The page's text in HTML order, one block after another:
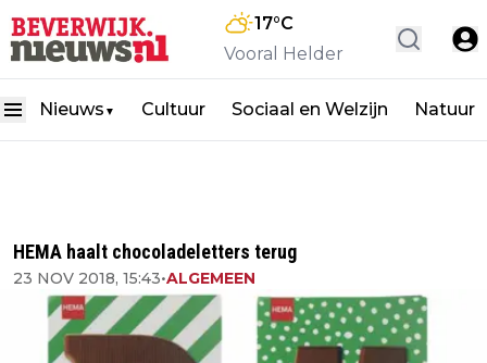
17°C
Vooral Helder
Nieuws ▼ Cultuur Sociaal en Welzijn Natuur
HEMA haalt chocoladeletters terug
23 NOV 2018, 15:43•ALGEMEEN